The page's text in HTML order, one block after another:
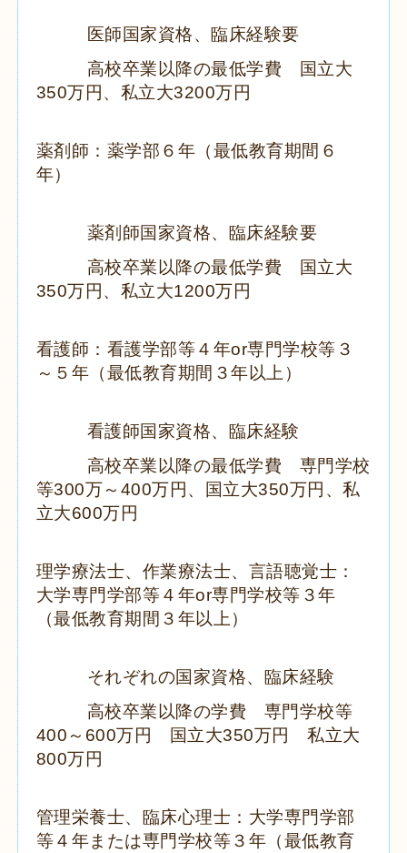
医師国家資格、臨床経験要
高校卒業以降の最低学費
国立大
350万円、私立大3200万円
薬剤師：薬学部６年（最低教育期間６
年）
薬剤師国家資格、臨床経験要
高校卒業以降の最低学費
国立大
350万円、私立大1200万円
看護師：看護学部等４年or専門学校等３
～５年（最低教育期間３年以上）
看護師国家資格、臨床経験
高校卒業以降の最低学費 専門学校
等300万～ 400万円、国立大350万円、私
立大600万円
理学療法士、作業療法士、言語聴覚士：
大学専門学部等４年or専門学校等３年
（最低教育期間３年以上）
それぞれの国家資格、臨床経験
高校卒業以降の学費 専門学校等
400 ～ 600万円 国立大350万円 私立大
800万円
管理栄養士、臨床心理士：大学専門学部
等４年または専門学校等３年（最低教育